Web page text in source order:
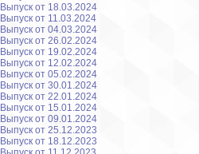
Выпуск от 18.03.2024
Выпуск от 11.03.2024
Выпуск от 04.03.2024
Выпуск от 26.02.2024
Выпуск от 19.02.2024
Выпуск от 12.02.2024
Выпуск от 05.02.2024
Выпуск от 30.01.2024
Выпуск от 22.01.2024
Выпуск от 15.01.2024
Выпуск от 09.01.2024
Выпуск от 25.12.2023
Выпуск от 18.12.2023